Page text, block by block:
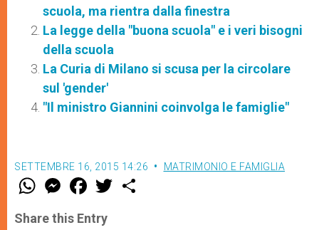
scuola, ma rientra dalla finestra
La legge della "buona scuola" e i veri bisogni
della scuola
La Curia di Milano si scusa per la circolare
sul 'gender'
"Il ministro Giannini coinvolga le famiglie"
SETTEMBRE 16, 2015 14:26 MATRIMONIO E FAMIGLIA
W
t
s
M
e
s
e
F
a
e
b
w
Share this Entry